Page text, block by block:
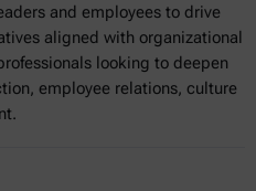
and employees to drive
aligned with organizational
looking to deepen
employee relations, culture